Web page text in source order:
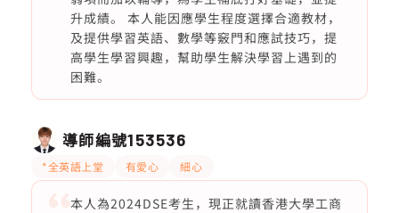
升成績。 本人能因應學生程度選擇合適教材，
及提供學習英語、數學等竅門和應試技巧，提
高學生學習興趣，幫助學生解決學習上遇到的
困難。
導師編號153536
*全英語上堂 有愛心 細心
本人為2024DSE考生，現正就讀香港大學工商